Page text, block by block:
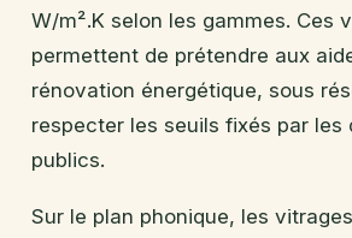
W/m².K selon les gammes. Ces
permettent de prétendre aux
rénovation énergétique, sous
respecter les seuils fixés par les
publics.
Sur le plan phonique, les